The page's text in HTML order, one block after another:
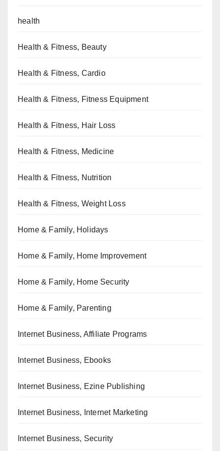
health
Health & Fitness, Beauty
Health & Fitness, Cardio
Health & Fitness, Fitness Equipment
Health & Fitness, Hair Loss
Health & Fitness, Medicine
Health & Fitness, Nutrition
Health & Fitness, Weight Loss
Home & Family, Holidays
Home & Family, Home Improvement
Home & Family, Home Security
Home & Family, Parenting
Internet Business, Affiliate Programs
Internet Business, Ebooks
Internet Business, Ezine Publishing
Internet Business, Internet Marketing
Internet Business, Security